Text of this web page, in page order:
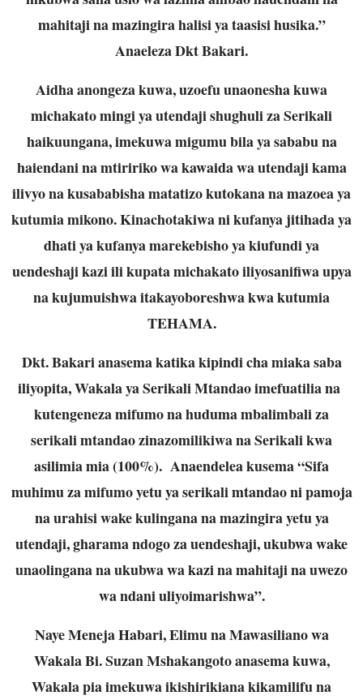
mahitaji na mazingira halisi ya taasisi husika.”
Anaeleza Dkt Bakari.
Aidha anongeza kuwa, uzoefu unaonesha kuwa
michakato mingi ya utendaji shughuli za Serikali
haikuungana, imekuwa migumu bila ya sababu na
haiendani na mtiririko wa kawaida wa utendaji kama
ilivyo na kusababisha matatizo kutokana na mazoea ya
kutumia mikono. Kinachotakiwa ni kufanya jitihada ya
dhati ya kufanya marekebisho ya kiufundi ya
uendeshaji kazi ili kupata michakato iliyosanifiwa upya
na kujumuishwa itakayoboreshwa kwa kutumia
TEHAMA.
Dkt. Bakari anasema katika kipindi cha miaka saba
iliyopita, Wakala ya Serikali Mtandao imefuatilia na
kutengeneza mifumo na huduma mbalimbali za
serikali mtandao zinazomilikiwa na Serikali kwa
asilimia mia (100%). Anaendelea kusema “Sifa
muhimu za mifumo yetu ya serikali mtandao ni pamoja
na urahisi wake kulingana na mazingira yetu ya
utendaji, gharama ndogo za uendeshaji, ukubwa wake
unaolingana na ukubwa wa kazi na mahitaji na uwezo
wa ndani uliyoimarishwa”.
Naye Meneja Habari, Elimu na Mawasiliano wa
Wakala Bi. Suzan Mshakangoto anasema kuwa,
Wakala pia imekuwa ikishirikiana kikamilifu na